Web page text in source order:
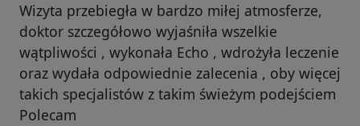
Wizyta przebiegła w bardzo miłej atmosferze,
doktor szczegółowo wyjaśniła wszelkie
wątpliwości , wykonała Echo , wdrożyła leczenie
oraz wydała odpowiednie zalecenia , oby więcej
takich specjalistów z takim świeżym podejściem
Polecam